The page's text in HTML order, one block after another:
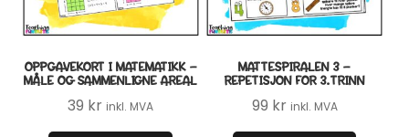
OPPGAVEKORT I MATEMATIKK –
MÅLE OG SAMMENLIGNE AREAL
39 kr inkl. MVA
MATTESPIRALEN 3 –
REPETISJON FOR 3.TRINN
99 kr inkl. MVA